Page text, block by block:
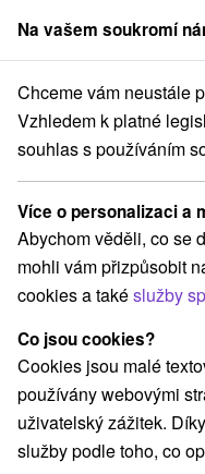
člen skupinySorger
Pobyty na Slovensku
Romantické
dolina
Kategorie
Všechny kategorie
Wellness pobyty(12)
Romantické pobyty(7)
Rodinné pobyty(14)
Vyberte lokalitu
Na vašem soukromí
Chceme vám neustále
Vzhledem k platné
souhlas s používáním
Více o personalizaci a
Abychom věděli, co se
mohli vám přizpůsobit
cookies a takéslužby
Co jsou cookies?
Cookies jsou malé
používány webovými
uživatelský zážitek.
služby podle toho, co